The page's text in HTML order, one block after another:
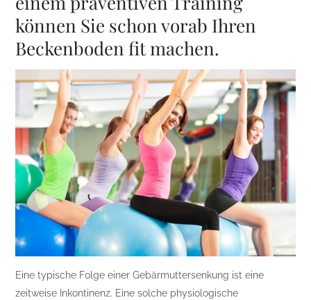
können Sie schon vorab Ihren
Beckenboden fit machen.
Eine typische Folge einer Gebärmuttersenkung ist eine
zeitweise Inkontinenz. Eine solche physiologische